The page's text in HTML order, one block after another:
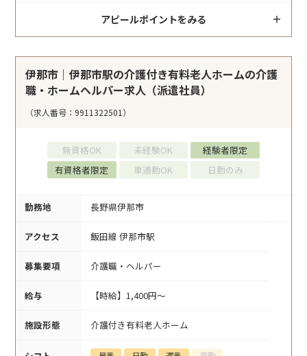
アピールポイントをみる
伊那市｜伊那市駅の介護付き有料老人ホームの介護
職・ホームヘルパー求人（派遣社員）
（求人番号：9911322501）
無資格OK 未経験OK
経験者限定
有資格者限定
車通勤OK 日勤のみ
勤務地 長野県伊那市
アクセス 飯田線 伊那市駅
募集要項 介護職・ヘルパー
給与 【時給】1,400円～
施設形態 介護付き有料老人ホーム